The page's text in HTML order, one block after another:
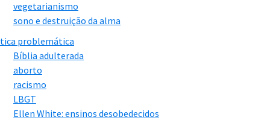
vegetarianismo
sono e destruição da alma
problemática
Bíblia adulterada
aborto
racismo
LBGT
Ellen White: ensinos desobedecidos